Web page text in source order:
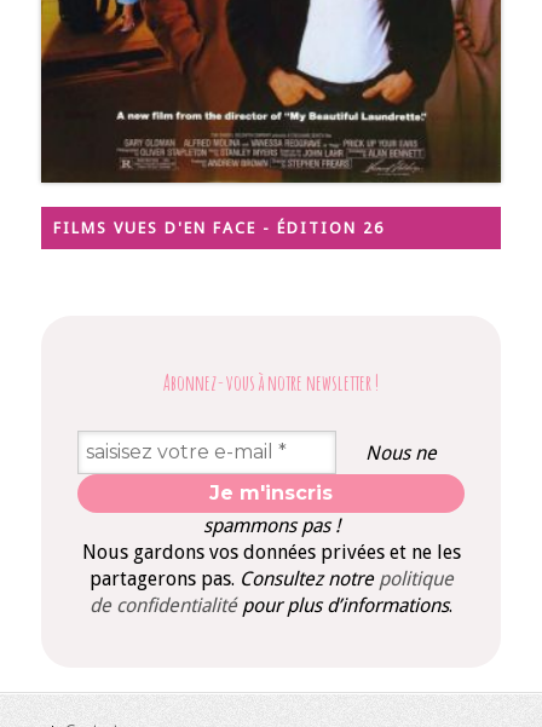
FILMS VUES D'EN FACE - ÉDITION 26
Abonnez-vous à notre newsletter !
Nous ne
spammons pas !
Nous gardons vos données privées et ne les
partagerons pas. Consultez notre politique
de confidentialité pour plus d’informations.